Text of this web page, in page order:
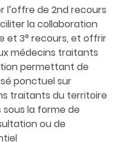
de 2nd recours
la collaboration
et 3° recours, et offrir
médecins traitants
permettant de
ponctuel sur
traitants du territoire
sous la forme de
ou de